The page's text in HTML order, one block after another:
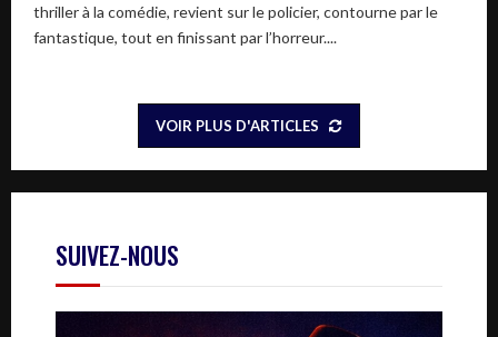
thriller à la comédie, revient sur le policier, contourne par le
fantastique, tout en finissant par l’horreur....
VOIR PLUS D'ARTICLES
SUIVEZ-NOUS